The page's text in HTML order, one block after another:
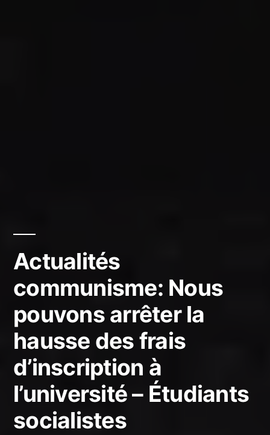
Actualités
communisme: Nous
pouvons arrêter la
hausse des frais
d’inscription à
l’université – Étudiants
socialistes